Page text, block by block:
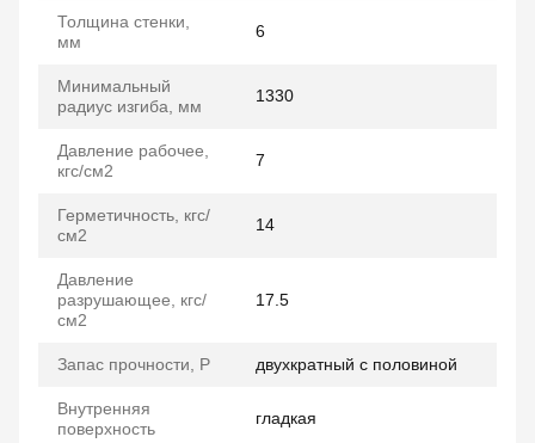
Толщина стенки,
мм
6
Минимальный
радиус изгиба, мм
1330
Давление рабочее,
кгс/см2
7
Герметичность, кгс/
см2
14
Давление
разрушающее, кгс/
см2
17.5
Запас прочности, P двухкратный с половиной
Внутренняя
поверхность
гладкая